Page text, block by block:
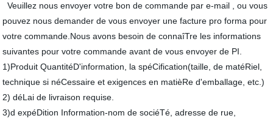
Veuillez nous envoyer votre bon de commande par e-mail , ou vous
pouvez nous demander de vous envoyer une facture pro forma pour
votre commande.Nous avons besoin de connaîTre les informations
suivantes pour votre commande avant de vous envoyer de PI.
1)Produit QuantitéD'information, la spéCification(taille, de matéRiel,
technique si néCessaire et exigences en matièRe d'emballage, etc.)
2) déLai de livraison requise.
3)d expéDition Information-nom de sociéTé, adresse de rue,